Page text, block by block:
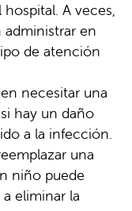
A veces,
en
de atención
necesitar una
hay un daño
a la infección.
una
niño puede
eliminar la